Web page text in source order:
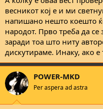
весникот кој е и ми
напишано нешто коешто
народот. Прво треба да
заради тоа што ниту
дискутираме. Инаку, ако
POWER-MKD
Per aspera ad astra